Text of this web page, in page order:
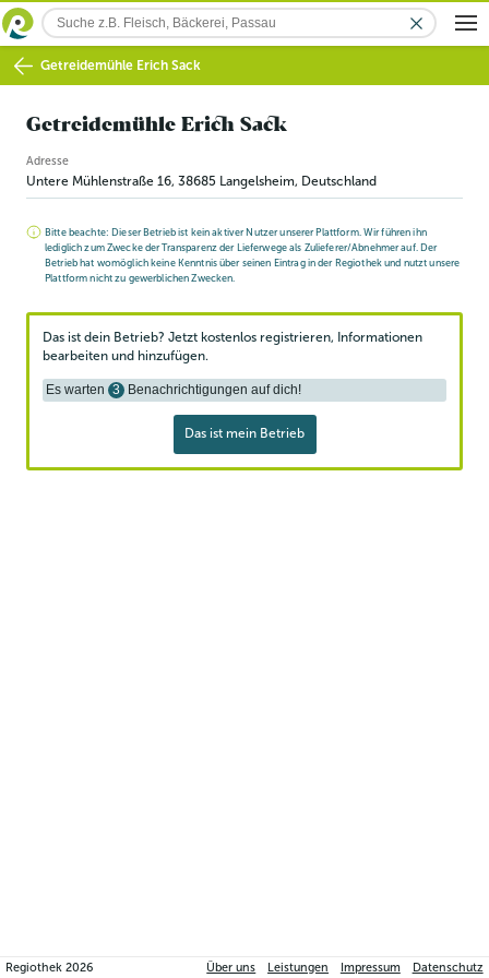
Getreidemühle Erich Sack
Getreidemühle Erich Sack
Adresse
Untere Mühlenstraße 16, 38685 Langelsheim, Deutschland
Bitte beachte: Dieser Betrieb ist kein aktiver Nutzer unserer Plattform. Wir führen ihn
lediglich zum Zwecke der Transparenz der Lieferwege als Zulieferer/Abnehmer auf. Der
Betrieb hat womöglich keine Kenntnis über seinen Eintrag in der Regiothek und nutzt unsere
Plattform nicht zu gewerblichen Zwecken.
Das ist dein Betrieb? Jetzt kostenlos registrieren, Informationen
bearbeiten und hinzufügen.
Es warten 3 Benachrichtigungen auf dich!
Das ist mein Betrieb
Regiothek2026 Über uns Leistungen Impressum Datenschutz